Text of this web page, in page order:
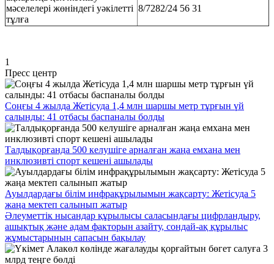
мәселелері жөніндегі уәкілетті
тұлға
8/7282/24 56 31
1
Пресс центр
Соңғы 4 жылда Жетісуда 1,4 млн шаршы метр тұрғын үй
салынды: 41 отбасы баспаналы болды
Талдықорғанда 500 келушіге арналған жаңа емхана мен
инклюзивті спорт кешені ашылады
Ауылдардағы білім инфрақұрылымын жақсарту: Жетісуда 5
жаңа мектеп салынып жатыр
Әлеуметтік нысандар құрылысы саласындағы цифрландыру,
ашықтық және адам факторын азайту, сондай-ақ құрылыс
жұмыстарының сапасын бақылау